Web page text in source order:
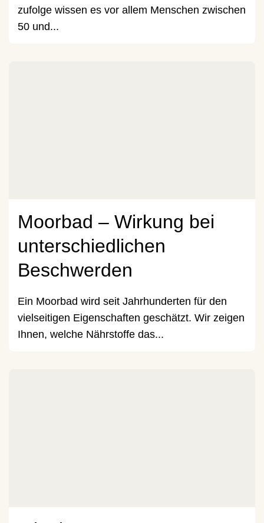
zufolge wissen es vor allem Menschen zwischen
50 und...
Moorbad – Wirkung bei
unterschiedlichen
Beschwerden
Ein Moorbad wird seit Jahrhunderten für den
vielseitigen Eigenschaften geschätzt. Wir zeigen
Ihnen, welche Nährstoffe das...